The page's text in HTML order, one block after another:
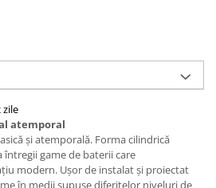
baie
zile
atemporal
și atemporală. Forma cilindrică
întregii game de baterii care
modern. Ușor de instalat și proiectat
în medii supuse diferitelor niveluri de